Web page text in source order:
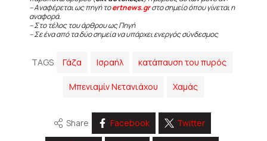
– Αναφέρεται ως πηγή τοertnews.grστο σημείο όπου γίνεται η
αναφορά.
– Στο τέλος του άρθρου ως Πηγή
– Σε ένα από τα δύο σημεία να υπάρχει ενεργός σύνδεσμος
TAGS Γάζα Ισραήλ κατάπαυση του πυρός
Μπενιαμίν Νετανιάχου Χαμάς
Share Facebook Twitter